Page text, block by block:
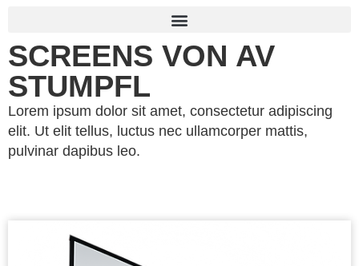
SCREENS VON AV
STUMPFL
Lorem ipsum dolor sit amet, consectetur adipiscing
elit. Ut elit tellus, luctus nec ullamcorper mattis,
pulvinar dapibus leo.